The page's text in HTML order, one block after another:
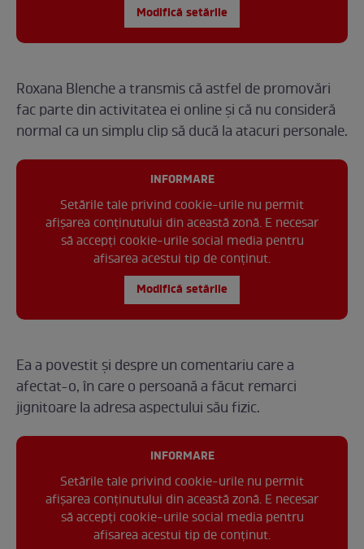
Modifică setările
Roxana Blenche a transmis că astfel de promovări
fac parte din activitatea ei online și că nu consideră
normal ca un simplu clip să ducă la atacuri personale.
INFORMARE
Setările tale privind cookie-urile nu permit
afișarea conținutului din această zonă. E necesar
să accepți cookie-urile social media pentru
afisarea acestui tip de conținut.
Modifică setările
Ea a povestit și despre un comentariu care a
afectat-o, în care o persoană a făcut remarci
jignitoare la adresa aspectului său fizic.
INFORMARE
Setările tale privind cookie-urile nu permit
afișarea conținutului din această zonă. E necesar
să accepți cookie-urile social media pentru
afisarea acestui tip de conținut.